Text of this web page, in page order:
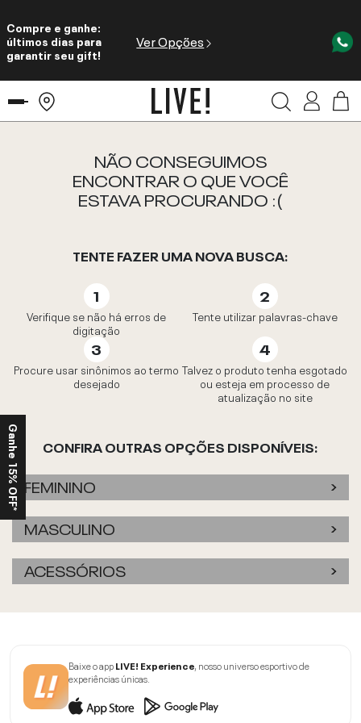
Compre e ganhe:
últimos dias para
garantir seu gift!
Ver Opções
NÃO CONSEGUIMOS
ENCONTRAR O QUE VOCÊ
ESTAVA PROCURANDO :(
TENTE FAZER UMA NOVA BUSCA:
Verifique se não há erros de
digitação
Tente utilizar palavras-chave
Procure usar sinônimos ao termo
desejado
Talvez o produto tenha esgotado
ou esteja em processo de
atualização no site
CONFIRA OUTRAS OPÇÕES DISPONÍVEIS:
FEMININO
MASCULINO
ACESSÓRIOS
Baixe o appLIVE! Experience, nosso universo esportivo de
experiências únicas.
Ganhe 15% OFF*